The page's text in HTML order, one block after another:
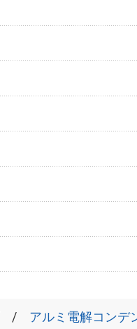
アルミ電解コンデ